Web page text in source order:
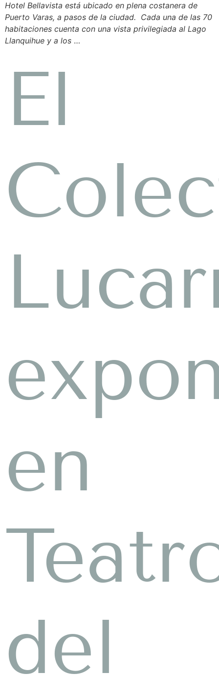
Hotel Bellavista está ubicado en plena costanera de
Puerto Varas, a pasos de la ciudad. Cada una de las 70
habitaciones cuenta con una vista privilegiada al Lago
Llanquihue y a los …
El
en
del